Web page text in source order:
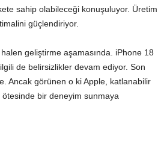
sahip olabileceği konuşuluyor. Üretim
güçlendiriyor.
geliştirme aşamasında. iPhone 18
de belirsizlikler devam ediyor. Son
Ancak görünen o ki Apple, katlanabilir
bir deneyim sunmaya